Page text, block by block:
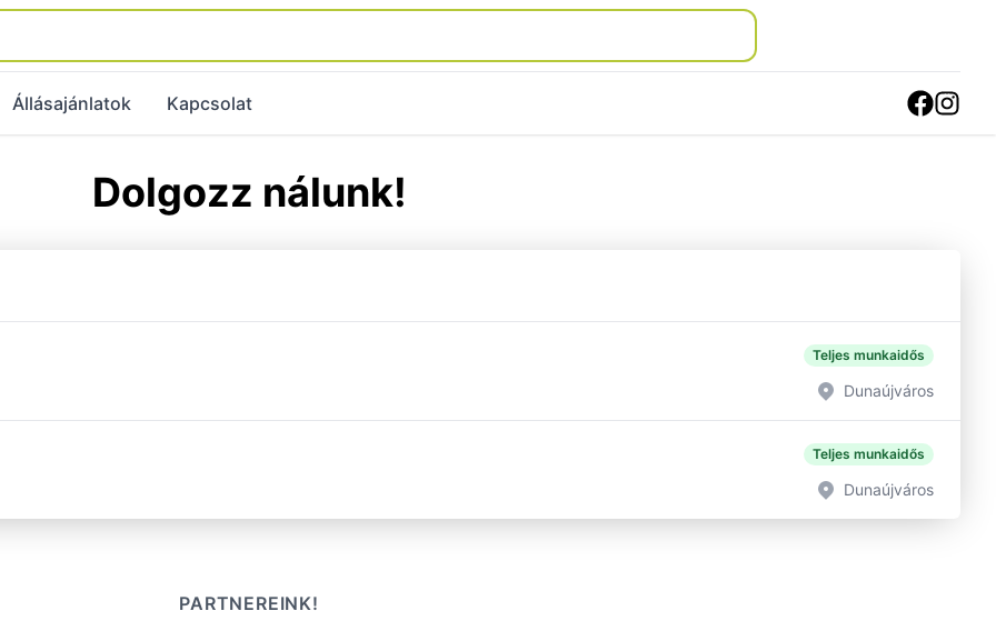
Állásajánlatok Kapcsolat
Dolgozz nálunk!
Teljes munkaidős
Dunaújváros
Teljes munkaidős
Dunaújváros
PARTNEREINK!